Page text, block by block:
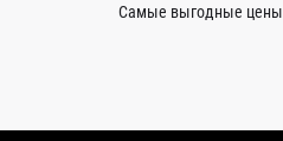
Самые выгодные цены